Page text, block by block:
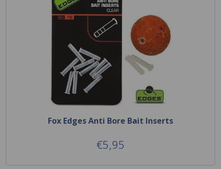
Fox Edges Anti Bore Bait Inserts
€5,95